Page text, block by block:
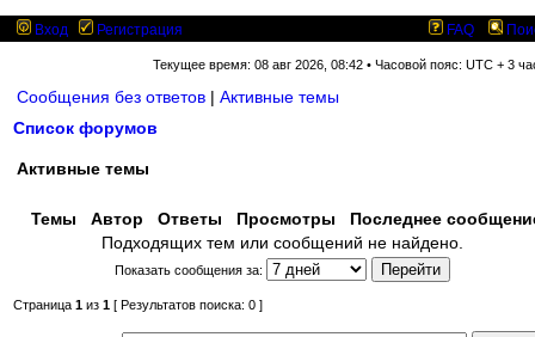
Вход Регистрация FAQ
Текущее время: 08 авг 2026, 08:42 • Часовой пояс: UTC + 3
Сообщения без ответов | Активные темы
Список форумов
Активные темы
Темы Автор Ответы Просмотры
Последнее
Подходящих тем или сообщений не найдено.
Показать сообщения за:
Страница 1 из 1 [ Результатов поиска: 0 ]